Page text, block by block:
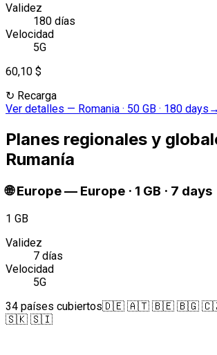
Validez
180 días
Velocidad
5G
60,10 $
↻ Recarga
Ver detalles — Romania · 50 GB · 180 days →
Planes regionales y
Rumanía
🌐 Europe— Europe · 1 GB · 7 days
1 GB
Validez
7 días
Velocidad
5G
34 países cubiertos🇩🇪 🇦🇹 🇧🇪 🇧🇬
🇸🇰 🇸🇮